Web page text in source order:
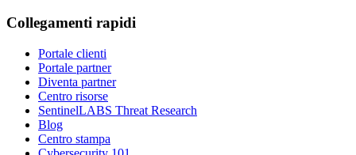
Collegamenti rapidi
Portale clienti
Portale partner
Diventa partner
Centro risorse
SentinelLABS Threat Research
Blog
Centro stampa